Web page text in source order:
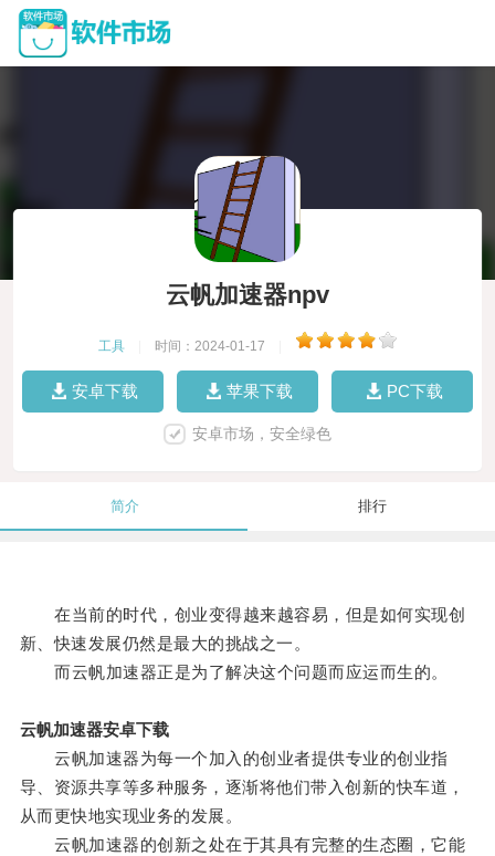
云帆加速器npv
工具 时间：2024-01-17
安卓下载 苹果下载 PC下载
安卓市场，安全绿色
简介 排行
在当前的时代，创业变得越来越容易，但是如何实现创
新、快速发展仍然是最大的挑战之一。
而云帆加速器正是为了解决这个问题而应运而生的。
云帆加速器安卓下载
云帆加速器为每一个加入的创业者提供专业的创业指
导、资源共享等多种服务，逐渐将他们带入创新的快车道，
从而更快地实现业务的发展。
云帆加速器的创新之处在于其具有完整的生态圈，它能